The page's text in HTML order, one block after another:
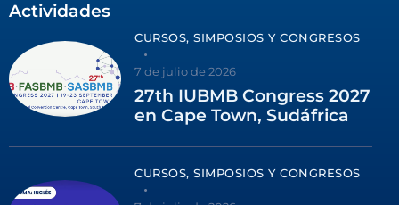
Actividades
CURSOS, SIMPOSIOS Y CONGRESOS
7 de julio de 2026
27th IUBMB Congress 2027
en Cape Town, Sudáfrica
CURSOS, SIMPOSIOS Y CONGRESOS